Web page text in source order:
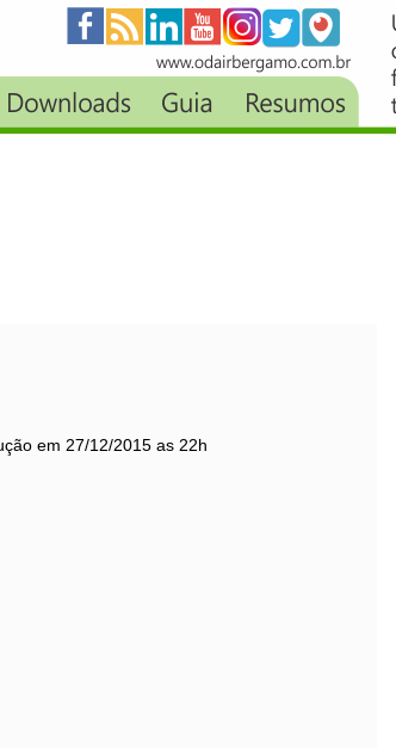
em 27/12/2015 as 22h